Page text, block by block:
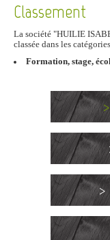
Classement
La société "HUILIE
classée dans les
Formation, stage,
>